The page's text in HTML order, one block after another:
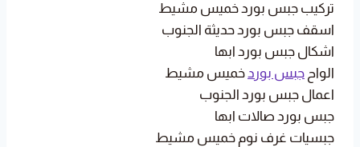
تركيب جبس بورد خميس مشيط
اسقف جبس بورد حديثة الجنوب
اشكال جبس بورد ابها
الواح جبس بوردخميس مشيط
اعمال جبس بورد الجنوب
جبس بورد صالات ابها
جبسيات غرف نوم خميس مشيط